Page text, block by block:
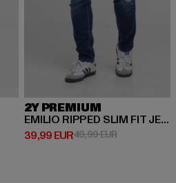
49,99 EUR
2Y PREMIUM
EMILIO RIPPED SLIM FIT JEANS
39,99 EUR
Derzeitiger Preis: 39,99 EUR
49,99 EURAktionspreis: